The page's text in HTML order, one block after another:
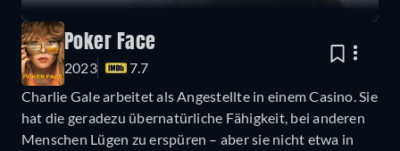
Poker Face
2023
7.7
Charlie Gale arbeitet als Angestellte in einem Casino. Sie
hat die geradezu übernatürliche Fähigkeit, bei anderen
Menschen Lügen zu erspüren – aber sie nicht etwa in